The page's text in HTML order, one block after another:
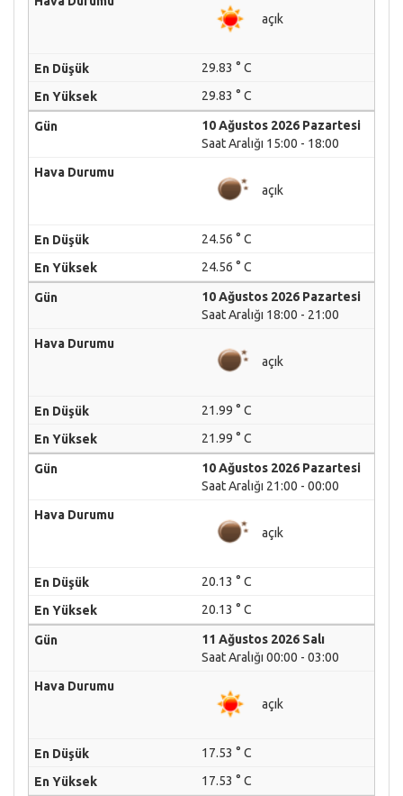
açık
29.83 ° C
29.83 ° C
10 Ağustos 2026 Pazartesi
Saat Aralığı 15:00 - 18:00
açık
24.56 ° C
24.56 ° C
10 Ağustos 2026 Pazartesi
Saat Aralığı 18:00 - 21:00
açık
21.99 ° C
21.99 ° C
10 Ağustos 2026 Pazartesi
Saat Aralığı 21:00 - 00:00
açık
20.13 ° C
20.13 ° C
11 Ağustos 2026 Salı
Saat Aralığı 00:00 - 03:00
açık
17.53 ° C
17.53 ° C